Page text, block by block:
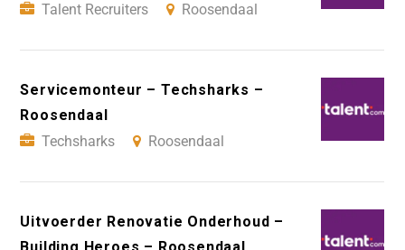
Talent Recruiters
Roosendaal
Servicemonteur – Techsharks –
Roosendaal
Techsharks
Roosendaal
Uitvoerder Renovatie Onderhoud –